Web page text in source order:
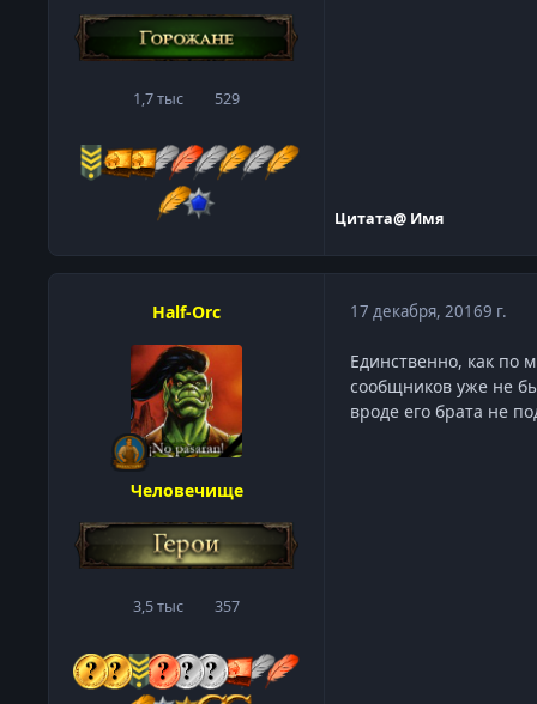
1,7 тыссообщения
529
Репутация
Цитата@ Имя
Half-Orc
Человечище
3,5 тыссообщения
357Репутация
17 декабря, 20169 г.
Единственно, как по
сообщников уже не
вроде его брата не